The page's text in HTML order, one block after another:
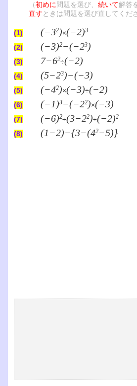
（初めに 問題を選び、 続いて解答
直すときは問題を選び直してくだ
(1) (−32)×(−2)3
(2) (−3)2−(−23)
(3) 7−62÷(−2)
(4) (5−23)−(−3)
(5) (−42)×(−3)÷(−2)
(6) (−1)3−(−22)×(−3)
(7) (−6)2÷(3−22)÷(−2)2
(8) (1−2)−{3−(42−5)}